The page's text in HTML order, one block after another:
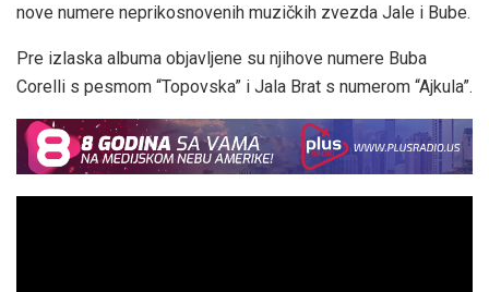
nove numere neprikosnovenih muzičkih zvezda Jale i Bube.
Pre izlaska albuma objavljene su njihove numere Buba
Corelli s pesmom “Topovska” i Jala Brat s numerom “Ajkula”.